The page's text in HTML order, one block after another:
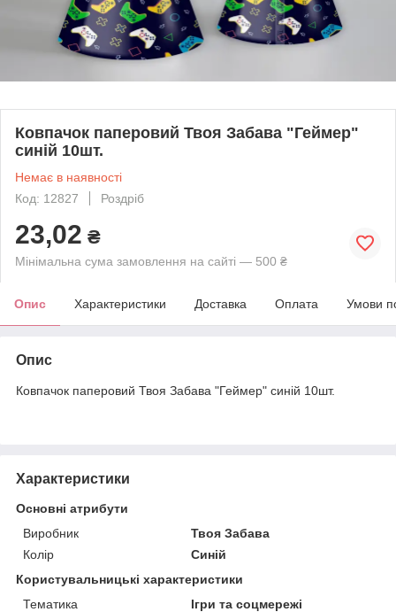
Ковпачок паперовий Твоя Забава "Геймер"
синій 10шт.
Немає в наявності
Код: 12827
Роздріб
23,02 ₴
Мінімальна сума замовлення на сайті — 500 ₴
Опис Характеристики Доставка Оплата Умови
Опис
Ковпачок паперовий Твоя Забава "Геймер" синій 10шт.
Характеристики
Основні атрибути
Виробник
Твоя Забава
Колір
Синій
Користувальницькі характеристики
Тематика
Ігри та соцмережі